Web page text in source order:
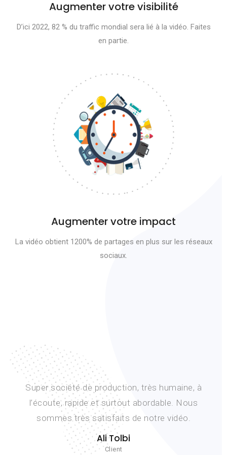
Augmenter votre visibilité
D’ici 2022, 82 % du traffic mondial sera lié à la vidéo. Faites
en partie.
Augmenter votre impact
La vidéo obtient 1200% de partages en plus sur les réseaux
sociaux.
Lancement d’un nouveau projet dans un
très serré. Nous avons pu compter sur la
et l’éfficacité de l’équipe et nous sommes
contents du résultat. Merci Fouad.